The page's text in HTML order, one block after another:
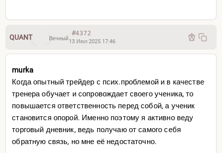
QUANT Вечный
#4372
13 Июл 2025 17:46
murka
Когда опытный трейдер с псих.проблемой и в качестве
тренера обучает и сопровождает своего ученика, то
повышается ответственность перед собой, а ученик
становится опорой. Именно поэтому я активно веду
торговый дневник, ведь получаю от самого себя
обратную связь, но мне её недостаточно.